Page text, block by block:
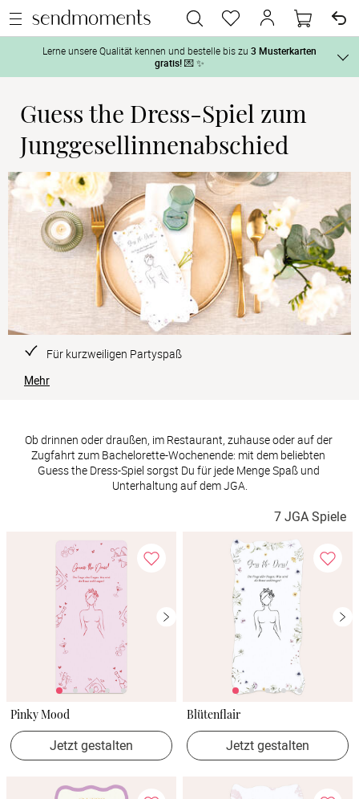
Vor der
Tag der
Nach
Lerne unsere Qualität kennen und bestelle bis zu 3 Musterkarten
gratis!💌 ✨
Und so geht‘s:
1. Wähle bis zu 3 Kartendesigns
aus und gestalte sie nach Deinen
2. Aktiviere „kostenlose Musterkarte“
Produktseite und lasse Dir die Karten kostenlos per Post zusenden.
Guess the Dress-Spiel zum
Junggesellinnenabschied
Für kurzweiligen Partyspaß
Mehr
Ob drinnen oder draußen, im Restaurant, zuhause oder auf der
Zugfahrt zum Bachelorette-Wochenende: mit dem beliebten
Guess the Dress-Spiel sorgst Du für jede Menge Spaß und
Unterhaltung auf dem JGA.
7 JGA Spiele
Pinky Mood
Jetzt gestalten
Blütenflair
Jetzt gestalten